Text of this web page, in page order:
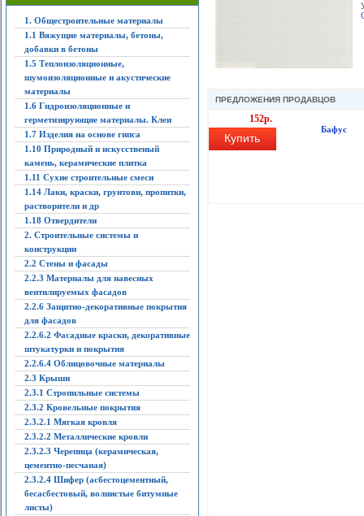
1. Общестроительные материалы
1.1 Вяжущие материалы, бетоны,
добавки в бетоны
1.5 Теплоизоляционные,
шумоизоляционные и акустические
материалы
1.6 Гидроизоляционные и
герметизирующие материалы. Клеи
1.7 Изделия на основе гипса
1.10 Природный и искусственый
камень, керамические плитка
1.11 Сухие строительные смеси
1.14 Лаки, краски, грунтови, пропитки,
растворители и др
1.18 Отвердители
2. Строительные системы и
конструкции
2.2 Стены и фасады
2.2.3 Материалы для навесных
вентилируемых фасадов
2.2.6 Защитно-декоративные покрытия
для фасадов
2.2.6.2 Фасадные краски, декоративные
штукатурки и покрытия
2.2.6.4 Облицовочные материалы
2.3 Крыши
2.3.1 Стропильные системы
2.3.2 Кровельные покрытия
2.3.2.1 Мягкая кровля
2.3.2.2 Металлические кровли
2.3.2.3 Черепица (керамическая,
цементно-песчаная)
2.3.2.4 Шифер (асбестоцементный,
бесасбестовый, волнистые битумные
листы)
ПРЕДЛОЖЕНИЯ ПРОДАВЦОВ
152р.
Купить
Бафус